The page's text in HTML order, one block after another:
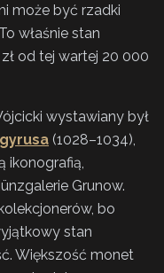
może być rzadki
właśnie stan
od tej wartej 20 000
wystawiany był
(1028–1034),
ikonografią,
Grunow.
bo
stan
Większość monet